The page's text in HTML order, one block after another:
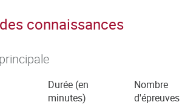
connaissances
Durée (en
minutes)
Nombre
d'épreuves